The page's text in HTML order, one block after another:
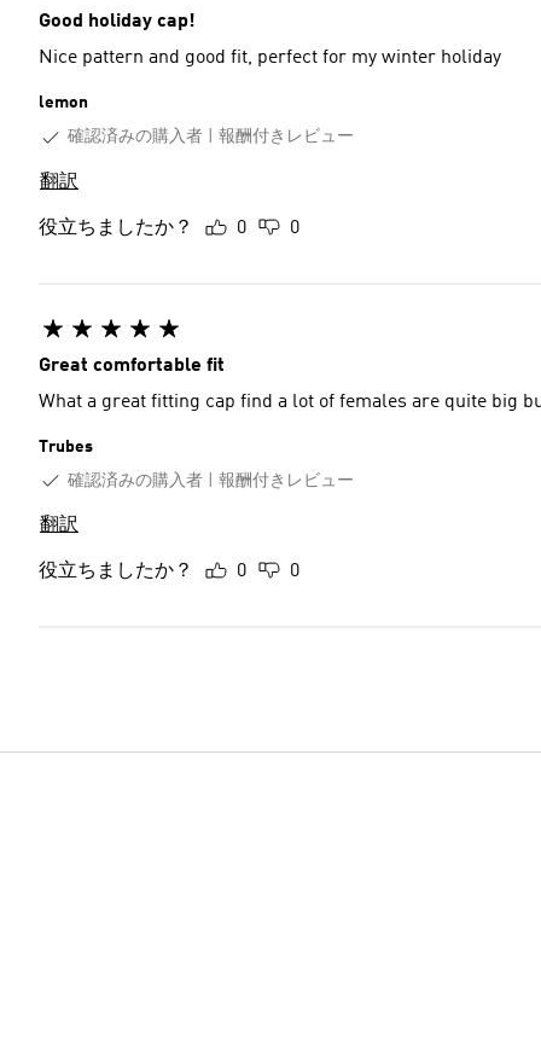
Good holiday cap!
Nice pattern and good fit, perfect for my winter holiday
lemon
確認済みの購入者
報酬付きレビュー
翻訳
役立ちましたか？ 0 0
Great comfortable fit
What a great fitting cap find a lot of females are quite big
Trubes
確認済みの購入者
報酬付きレビュー
翻訳
役立ちましたか？ 0 0